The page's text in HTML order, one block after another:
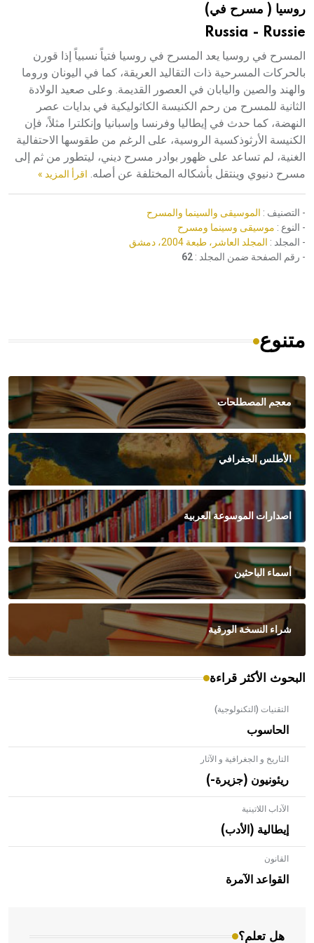
هيئة الموسوعة العربية تطلق موسوعات جديدة في عام 2026روسيا ( مسرح في)
Russia - Russie
المسرح في روسيا يعد المسرح في روسيا فتياً نسبياً إذا قورن
بالحركات المسرحية ذات التقاليد العريقة، كما في اليونان وروما
والهند والصين واليابان في العصور القديمة. وعلى صعيد الولادة
الثانية للمسرح من رحم الكنيسة الكاثوليكية في بدايات عصر
النهضة، كما حدث في إيطاليا وفرنسا وإسبانيا وإنكلترا مثلاً، فإن
الكنيسة الأرثوذكسية الروسية، على الرغم من طقوسها الاحتفالية
الغنية، لم تساعد على ظهور بوادر مسرح ديني، ليتطور من ثم إلى
مسرح دنيوي وينتقل بأشكاله المختلفة عن أصله. اقرأ المزيد »
- التصنيف : الموسيقى والسينما والمسرح
- النوع : موسيقى وسينما ومسرح
- المجلد : المجلد العاشر، طبعة 2004، دمشق
- رقم الصفحة ضمن المجلد : 62
متنوع
معجم المصطلحات
الأطلس الجغرافي
اصدارات الموسوعة العربية
أسماء الباحثين
شراء النسخة الورقية
البحوث الأكثر قراءة
التقنيات (التكنولوجية)
الحاسوب
التاريخ و الجغرافية و الآثار
ريئونيون (جزيرة-)
الآداب اللاتينية
إيطالية (الأدب)
القانون
القواعد الآمرة
هل تعلم؟
- هل تعلم أن الأبلق نوع من الفنون الهندسية التي ارتبطت
بالعمارة الإسلامية في بلاد الشام ومصر خاصة، حيث يحرص
المعمار على بناء مداميكه وخاصة في الواجهات